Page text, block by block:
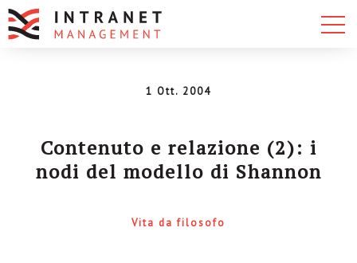
1 Ott. 2004
Contenuto e relazione (2): i
nodi del modello di Shannon
Vita da filosofo